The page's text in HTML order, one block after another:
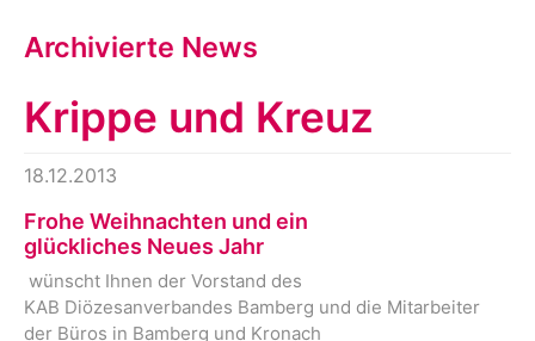
Archivierte News
Krippe und Kreuz
18.12.2013
Frohe Weihnachten und ein
glückliches Neues Jahr
wünscht Ihnen der Vorstand des
KAB Diözesanverbandes Bamberg und die Mitarbeiter
der Büros in Bamberg und Kronach